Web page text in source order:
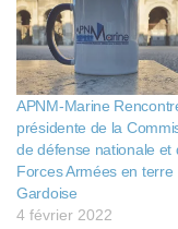
APNM-Marine
présidente de la
de défense nationale et
Forces Armées en terre
Gardoise
4 février 2022